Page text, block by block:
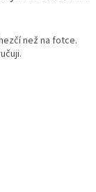
než na fotce.